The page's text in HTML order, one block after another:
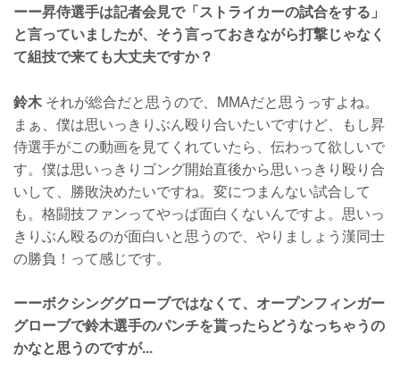
ーー昇侍選手は記者会見で「ストライカーの試合をする」
と言っていましたが、そう言っておきながら打撃じゃなく
て組技で来ても大丈夫ですか？
鈴木 それが総合だと思うので、MMAだと思うっすよね。
まぁ、僕は思いっきりぶん殴り合いたいですけど、もし昇
侍選手がこの動画を見てくれていたら、伝わって欲しいで
す。僕は思いっきりゴング開始直後から思いっきり殴り合
いして、勝敗決めたいですね。変につまんない試合して
も。格闘技ファンってやっぱ面白くないんですよ。思いっ
きりぶん殴るのが面白いと思うので、やりましょう漢同士
の勝負！って感じです。
ーーボクシンググローブではなくて、オープンフィンガー
グローブで鈴木選手のパンチを貰ったらどうなっちゃうの
かなと思うのですが...